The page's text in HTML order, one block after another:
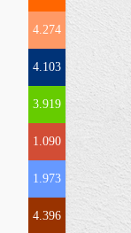
4.274
4.103
3.919
1.090
1.973
4.396